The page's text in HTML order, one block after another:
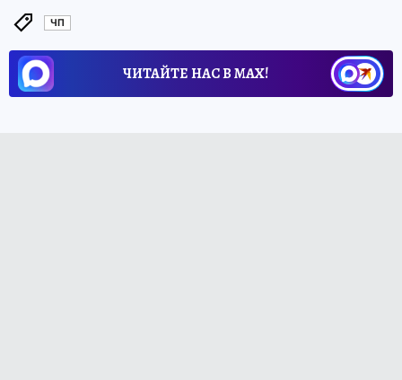
ЧП
ЧИТАЙТЕ НАС В МАХ!